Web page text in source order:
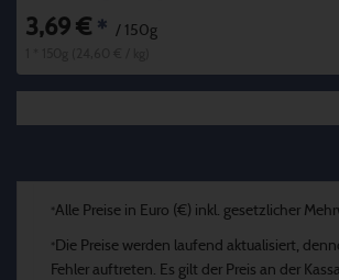
3,69 € * / 150g
*Alle Preise in Euro (€) inkl. gesetzlicher
* Die Preise werden laufend aktualisiert,
Fehler auftreten. Es gilt der Preis an der